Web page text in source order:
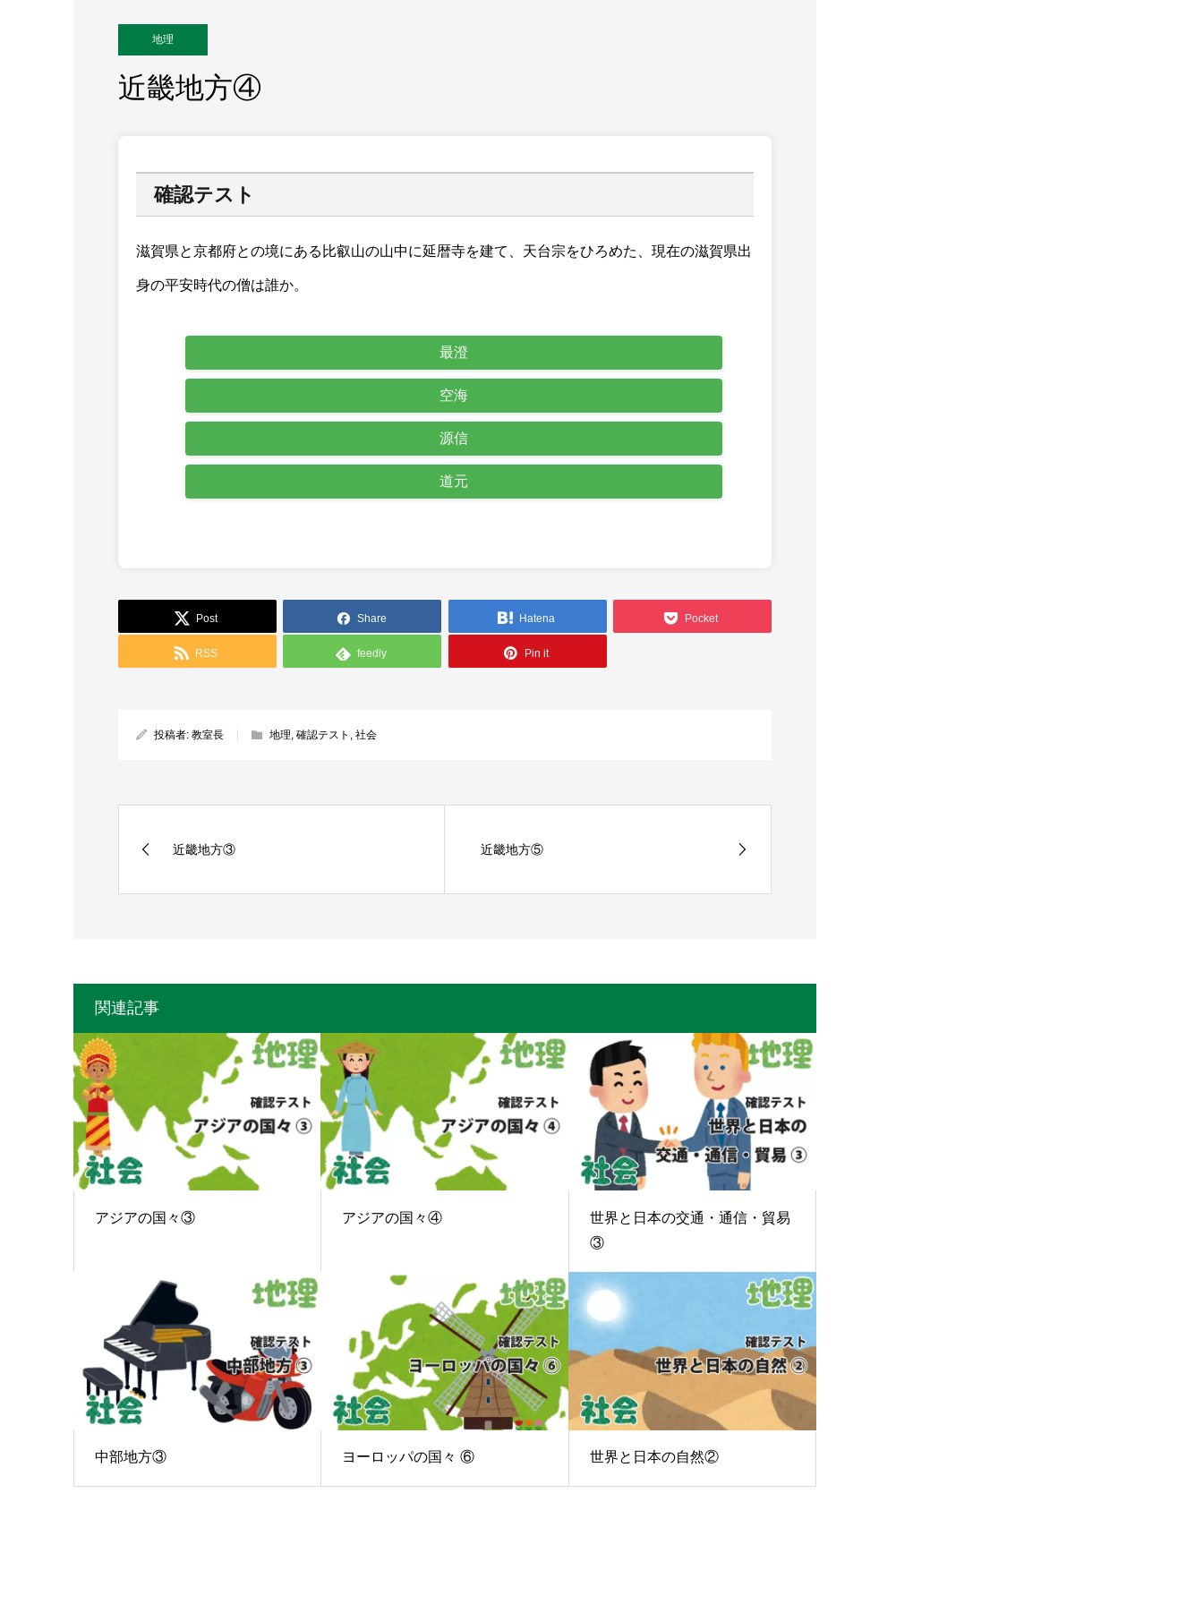
地理
近畿地方④
確認テスト
滋賀県と京都府との境にある比叡山の山中に延暦寺を建て、天台宗をひろめた、現在の滋賀県出
身の平安時代の僧は誰か。
最澄
空海
源信
道元
Post Share Hatena Pocket
RSS feedly Pin it
投稿者: 教室長 地理 確認テスト 社会
近畿地方③ 近畿地方⑤
関連記事
アジアの国々③ アジアの国々④
世界と日本の交通・通信・貿易
③
中部地方③ ヨーロッパの国々 ⑥ 世界と日本の自然②